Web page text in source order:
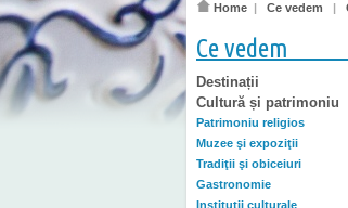
Home | Ce vedem |
Ce vedem
Destinații
Cultură și patrimoniu
Patrimoniu religios
Muzee şi expoziţii
Tradiţii şi obiceiuri
Gastronomie
Instituţii culturale